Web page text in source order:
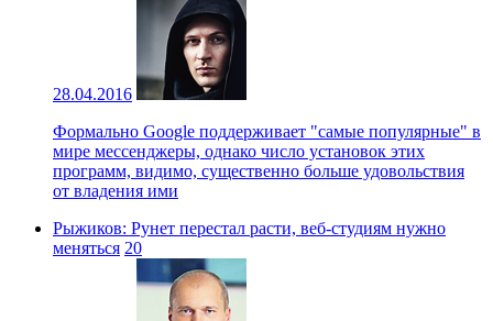
28.04.2016
Формально Google поддерживает "самые популярные" в
мире мессенджеры, однако число установок этих
программ, видимо, существенно больше удовольствия
от владения ими
Рыжиков: Рунет перестал расти, веб-студиям нужно
меняться 20